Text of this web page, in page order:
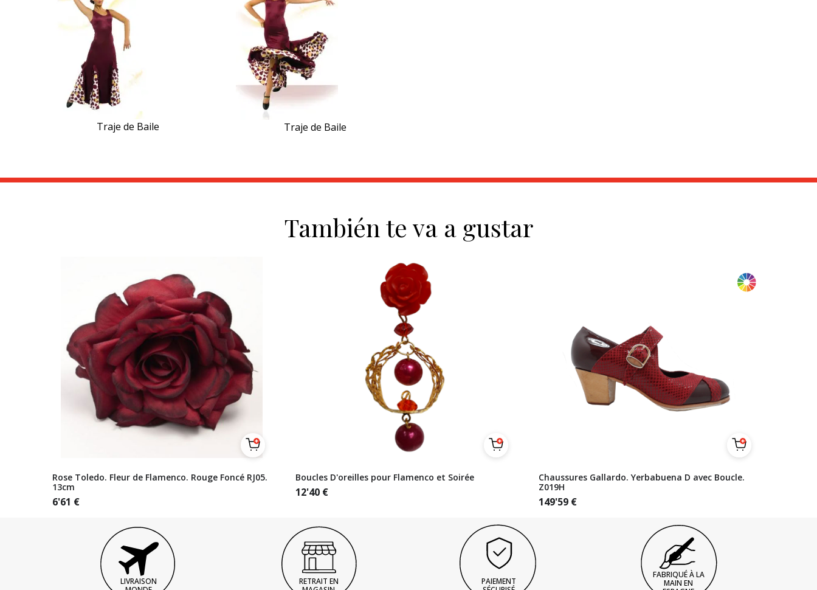
Traje de Baile Traje de Baile
También te va a gustar
Rose Toledo. Fleur de Flamenco. Rouge Foncé RJ05.
13cm
6'61 €
Boucles D'oreilles pour Flamenco et Soirée
12'40 €
Chaussures Gallardo. Yerbabuena D avec Boucle.
Z019H
149'59 €
LIVRAISON
RETRAIT EN
PAIEMENT
FABRIQUÉ À LA
MAIN EN